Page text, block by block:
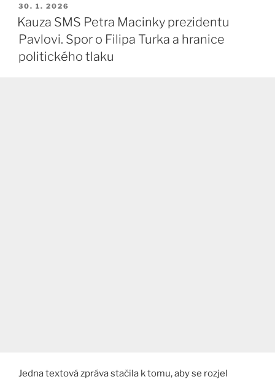
PUBLIKOVÁNO
30. 1. 2026
Kauza SMS Petra Macinky prezidentu
Pavlovi. Spor o Filipa Turka a hranice
politického tlaku
Jedna textová zpráva stačila k tomu, aby se rozjel